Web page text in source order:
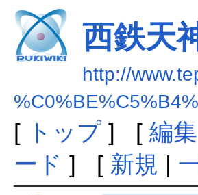
西鉄天
http://
[ トップ] [ 編集
ード ] [ 新規 |